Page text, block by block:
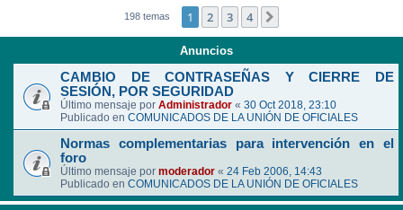
198 temas 1 2 3 4
Anuncios
CAMBIO DE CONTRASEÑAS Y CIERRE DE
SESIÓN, POR SEGURIDAD
Último mensaje por Administrador « 30 Oct 2018, 23:10
Publicado en COMUNICADOS DE LA UNIÓN DE OFICIALES
Normas complementarias para intervención en el
foro
Último mensaje por moderador « 24 Feb 2006, 14:43
Publicado en COMUNICADOS DE LA UNIÓN DE OFICIALES